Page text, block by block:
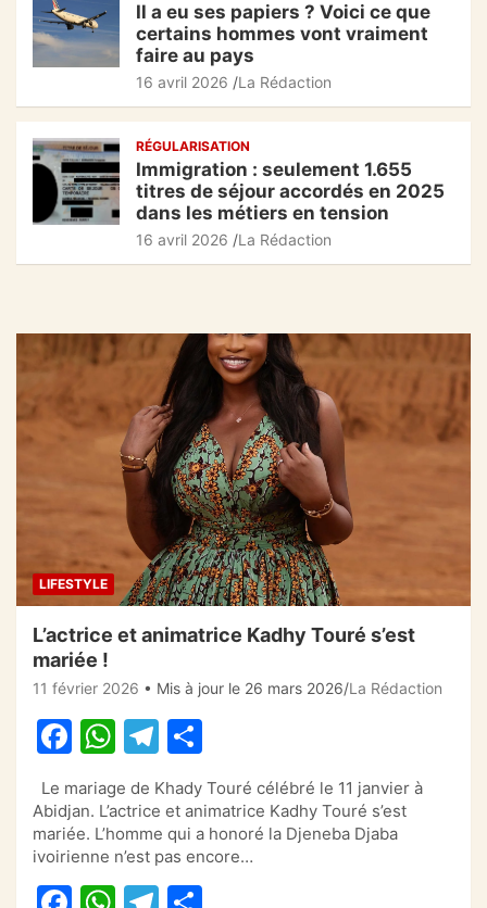
Il a eu ses papiers ? Voici ce que
certains hommes vont vraiment
faire au pays
16 avril 2026 La Rédaction
RÉGULARISATION
Immigration : seulement 1.655
titres de séjour accordés en 2025
dans les métiers en tension
16 avril 2026 La Rédaction
LIFESTYLE
L’actrice et animatrice Kadhy Touré s’est
mariée !
11 février 2026 • Mis à jour le 26 mars 2026 La Rédaction
F
c
e
b
W
at
s
A
T
el
e
gr
a
ar
ta
g
er
Le mariage de Khady Touré célébré le 11 janvier à
Abidjan. L’actrice et animatrice Kadhy Touré s’est
mariée. L’homme qui a honoré la Djeneba Djaba
ivoirienne n’est pas encore…